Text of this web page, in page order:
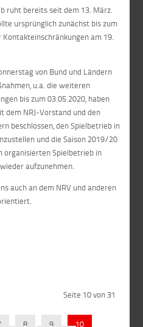
ruht bereits seit dem 13. März.
ursprünglich zunächst bis zum
Kontakteinschränkungen am 19.
von Bund und Ländern
u.a. die weiteren
bis zum 03.05.2020, haben
dem NRJ-Vorstand und den
beschlossen, den Spielbetrieb in
und die Saison 2019/20
organisierten Spielbetrieb in
aufzunehmen.
auch an dem NRV und anderen
Seite 10 von 31
8 9 10